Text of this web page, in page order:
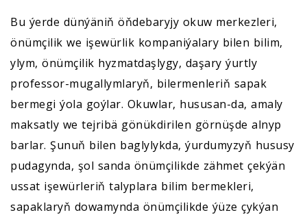
Bu ýerde dünýäniň öňdebaryjy okuw merkezleri,
önümçilik we işewürlik kompaniýalary bilen bilim,
ylym, önümçilik hyzmatdaşlygy, daşary ýurtly
professor-mugallymlaryň, bilermenleriň sapak
bermegi ýola goýlar. Okuwlar, hususan-da, amaly
maksatly we tejribä gönükdirilen görnüşde alnyp
barlar. Şunuň bilen baglylykda, ýurdumyzyň hususy
pudagynda, şol sanda önümçilikde zähmet çekýän
ussat işewürleriň talyplara bilim bermekleri,
sapaklaryň dowamynda önümçilikde ýüze çykýan